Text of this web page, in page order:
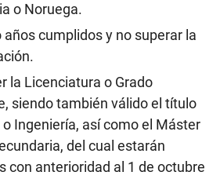
o Noruega.
años cumplidos y no superar la
la Licenciatura o Grado
siendo también válido el título
Ingeniería, así como el Máster
del cual estarán
con anterioridad al 1 de octubre